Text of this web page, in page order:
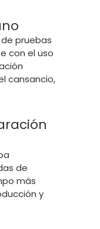
pruebas
con el uso
cansancio,
de
más
y